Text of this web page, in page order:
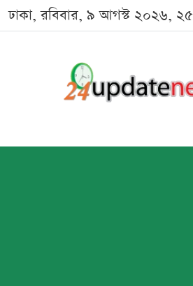
ঢাকা, রবিবার, ৯ আগস্ট ২০২৬,